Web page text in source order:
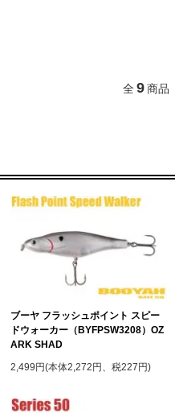
全9商品
ブーヤ フラッシュポイント スピー
ドウォーカー（BYFPSW3208）OZ
ARK SHAD
2,499円(本体2,272円、税227円)